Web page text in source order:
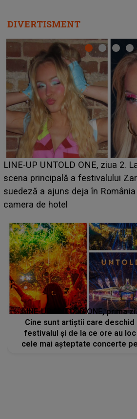
DIVERTISMENT
Ce a dezvăluit noua concurentă
luat prin surprindere pe Emanuel.
BĂIATUL VIZAT de Alexandra?!
faptului împlinit, A RECUNOSCUT
LINE-UP UNTOLD ONE, prima
Cine sunt artiștii care deschid
festivalul și de la ce ore au loc
cele mai așteptate concerte pe